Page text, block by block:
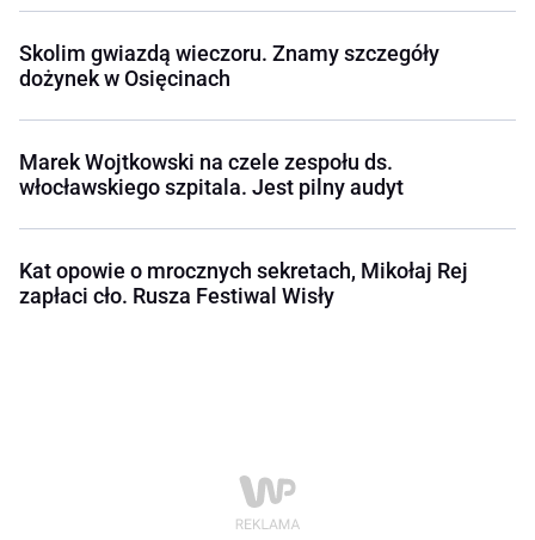
Skolim gwiazdą wieczoru. Znamy szczegóły
dożynek w Osięcinach
Marek Wojtkowski na czele zespołu ds.
włocławskiego szpitala. Jest pilny audyt
Kat opowie o mrocznych sekretach, Mikołaj Rej
zapłaci cło. Rusza Festiwal Wisły